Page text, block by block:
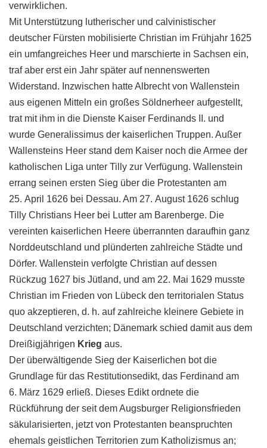
verwirklichen.
Mit Unterstützung lutherischer und calvinistischer
deutscher Fürsten mobilisierte Christian im Frühjahr 1625
ein umfangreiches Heer und marschierte in Sachsen ein,
traf aber erst ein Jahr später auf nennenswerten
Widerstand. Inzwischen hatte Albrecht von Wallenstein
aus eigenen Mitteln ein großes Söldnerheer aufgestellt,
trat mit ihm in die Dienste Kaiser Ferdinands II. und
wurde Generalissimus der kaiserlichen Truppen. Außer
Wallensteins Heer stand dem Kaiser noch die Armee der
katholischen Liga unter Tilly zur Verfügung. Wallenstein
errang seinen ersten Sieg über die Protestanten am
25. April 1626 bei Dessau. Am 27. August 1626 schlug
Tilly Christians Heer bei Lutter am Barenberge. Die
vereinten kaiserlichen Heere überrannten daraufhin ganz
Norddeutschland und plünderten zahlreiche Städte und
Dörfer. Wallenstein verfolgte Christian auf dessen
Rückzug 1627 bis Jütland, und am 22. Mai 1629 musste
Christian im Frieden von Lübeck den territorialen Status
quo akzeptieren, d. h. auf zahlreiche kleinere Gebiete in
Deutschland verzichten; Dänemark schied damit aus dem
Dreißigjährigen Krieg aus.
Der überwältigende Sieg der Kaiserlichen bot die
Grundlage für das Restitutionsedikt, das Ferdinand am
6. März 1629 erließ. Dieses Edikt ordnete die
Rückführung der seit dem Augsburger Religionsfrieden
säkularisierten, jetzt von Protestanten beanspruchten
ehemals geistlichen Territorien zum Katholizismus an;